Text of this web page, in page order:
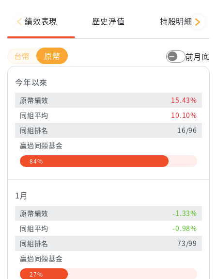
績效表現 歷史淨值 持股明細
原幣 前月底
今年以來
原幣績效
15.43%
同組平均
10.10%
同組排名
16/96
贏過同類基金
84%
1月
原幣績效
-1.33%
同組平均
-0.98%
同組排名
73/99
贏過同類基金
27%